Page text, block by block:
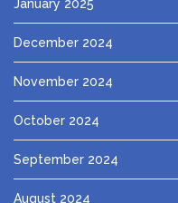
January 2025
December 2024
November 2024
October 2024
September 2024
August 2024